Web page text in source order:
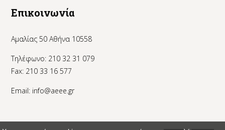
Επικοινωνία
Αμαλίας 50 Αθήνα 10558
Τηλέφωνο: 210 32 31 079
Fax: 210 33 16 577
Email: info@aeee.gr